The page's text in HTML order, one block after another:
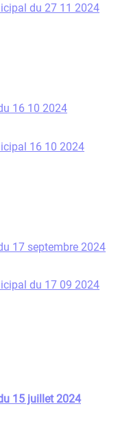
du 27 11 2024
16 10 2024
16 10 2024
17 septembre 2024
du 17 09 2024
15 juillet 2024